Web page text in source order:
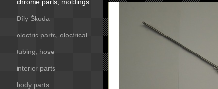
chrome parts, moldings
Díly Škoda
electric parts, electrical
tubing, hose
interior parts
body parts